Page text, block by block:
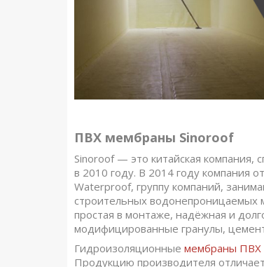
ПВХ мембраны Sinoroof
Sinoroof — это китайская компания,
в 2010 году. В 2014 году компания
Waterproof, группу компаний,
строительных водонепроницаемых
простая в монтаже, надёжная и
модифицированные гранулы,
Гидроизоляционные мембраны ПВХ
Продукцию производителя